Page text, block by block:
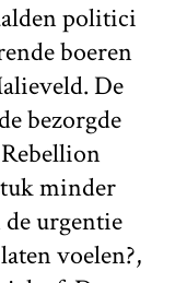
politici
boeren
De
bezorgde
minder
urgentie
voelen?,